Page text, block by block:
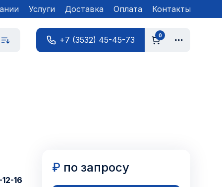
Услуги Доставка Оплата Контакты
+7 (3532) 45-45-73 0
16
₽ по запросу